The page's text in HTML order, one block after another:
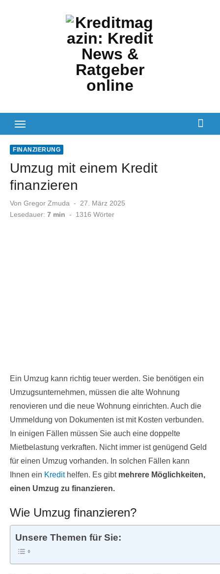
FINANZIERUNG
Umzug mit einem Kredit
finanzieren
Von Gregor Zmuda
Veröffentlicht
am
27. März 2025
Lesedauer: 7 min - 1316 Wörter
Ein Umzug kann richtig teuer werden. Sie benötigen ein
Umzugsunternehmen, müssen die alte Wohnung
renovieren und die neue Wohnung einrichten. Auch die
Ummeldung von Dokumenten ist mit Kosten verbunden.
In einigen Fällen müssen Sie auch eine doppelte
Mietbelastung verkraften. Nicht immer ist genügend Geld
für einen Umzug vorhanden. In solchen Fällen kann
Ihnen ein Kredithelfen. Es gibt mehrere Möglichkeiten,
einen Umzug zu finanzieren.
Wie Umzug finanzieren?
Unsere Themen für Sie: